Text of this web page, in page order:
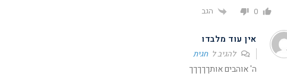
0 הגב
אין עוד מלבדו
להגיב לחגית
ה' אוהבים אותךךךךך